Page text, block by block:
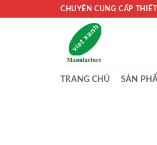
CHUYÊN CUNG CẤP
TRANG CHỦ SẢN